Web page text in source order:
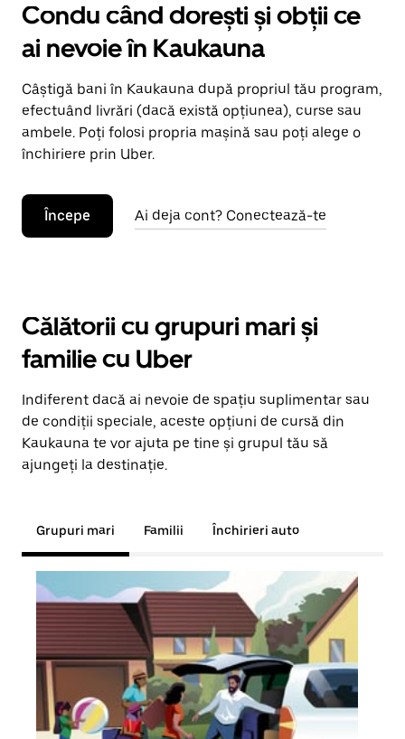
Condu când dorești și obții ce
ai nevoie în Kaukauna
Câștigă bani în Kaukauna după propriul tău program,
efectuând livrări (dacă există opțiunea), curse sau
ambele. Poți folosi propria mașină sau poți alege o
închiriere prin Uber.
Începe Ai deja cont? Conectează-te
Călătorii cu grupuri mari și
familie cu Uber
Indiferent dacă ai nevoie de spațiu suplimentar sau
de condiții speciale, aceste opțiuni de cursă din
Kaukauna te vor ajuta pe tine și grupul tău să
ajungeți la destinație.
Grupuri mari Familii Închirieri auto